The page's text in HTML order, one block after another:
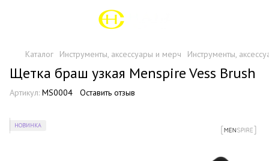
Каталог Инструменты, аксессуары и мерч Инструменты,
Щетка браш узкая Menspire Vess Brush
Артикул: MS0004 Оставить отзыв
НОВИНКА